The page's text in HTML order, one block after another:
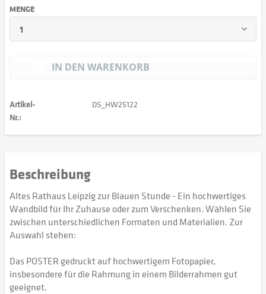
MENGE
IN DEN WARENKORB
Artikel-
Nr.:
DS_HW25122
Beschreibung
Altes Rathaus Leipzig zur Blauen Stunde - Ein hochwertiges
Wandbild für Ihr Zuhause oder zum Verschenken. Wählen Sie
zwischen unterschiedlichen Formaten und Materialien. Zur
Auswahl stehen:
Das POSTER gedruckt auf hochwertigem Fotopapier,
insbesondere für die Rahmung in einem Bilderrahmen gut
geeignet.